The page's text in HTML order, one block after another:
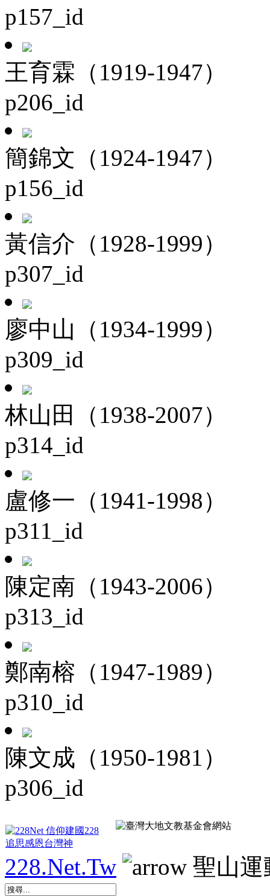
p157_id
王育霖（1919-1947）
p206_id
簡錦文（1924-1947）
p156_id
黃信介（1928-1999）
p307_id
廖中山（1934-1999）
p309_id
林山田（1938-2007）
p314_id
盧修一（1941-1998）
p311_id
陳定南（1943-2006）
p313_id
鄭南榕（1947-1989）
p310_id
陳文成（1950-1981）
p306_id
228.Net.Tw 聖山運